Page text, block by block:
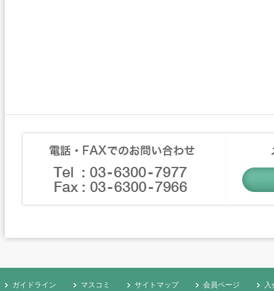
ガイドライン マスコミ サイトマップ 会員ページ 入